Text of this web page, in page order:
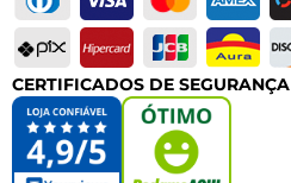
CERTIFICADOS DE SEGURANÇA